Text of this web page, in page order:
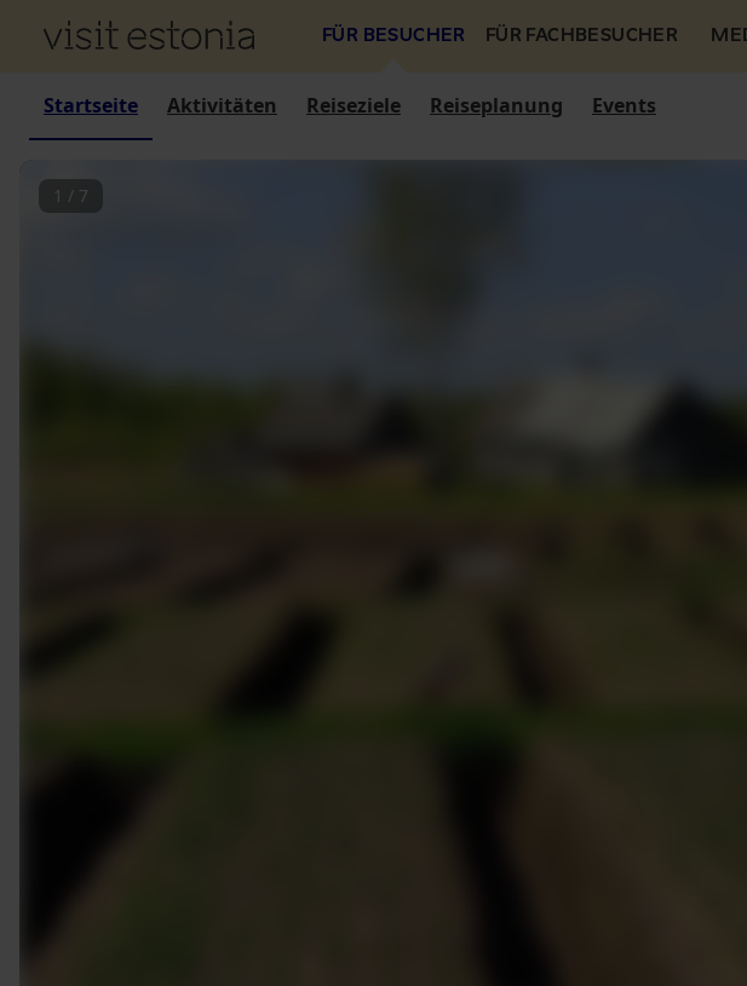
FÜR BESUCHER FÜR FACHBESUCHER
Startseite Aktivitäten Reiseziele Reiseplanung Events
1 / 7